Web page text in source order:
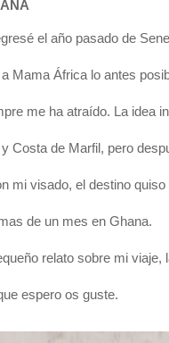
el año pasado de
Mama África lo antes
me ha atraído. La idea
Costa de Marfil, pero
mi visado, el destino
de un mes en Ghana.
relato sobre mi viaje,
espero os guste.